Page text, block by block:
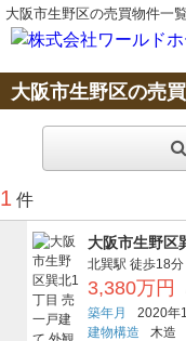
大阪市生野区の売買物件一
大阪市生野区の売
1 件
大阪市生野区
北巽駅 徒歩18分
3,380万円
築年月 2020年
建物構造
木造